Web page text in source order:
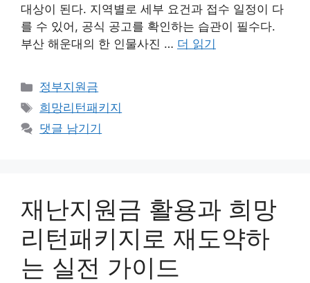
대상이 된다. 지역별로 세부 요건과 접수 일정이 다
를 수 있어, 공식 공고를 확인하는 습관이 필수다.
부산 해운대의 한 인물사진 … 더 읽기
카
테
리
정부지원금
태
그
희망리턴패키지
댓글 남기기
재난지원금 활용과 희망
리턴패키지로 재도약하
는 실전 가이드